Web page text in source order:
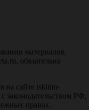
материалов,
обязательна
на сайте iskitim-
законодательством РФ,
правах.